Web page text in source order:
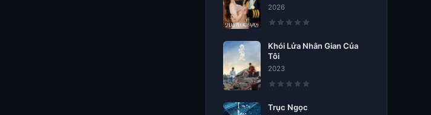
2026
Khói Lửa Nhân Gian Của
Tôi
2023
Trục Ngọc